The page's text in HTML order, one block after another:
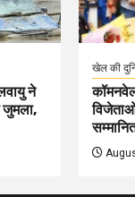
ने
जुमला,
खेल की
विजेताओं